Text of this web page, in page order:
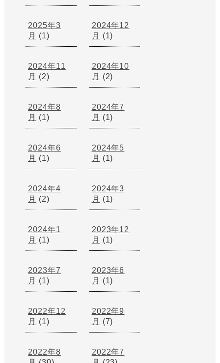
2025年3
月
(1)
2024年12
月
(1)
2024年11
月
(2)
2024年10
月
(2)
2024年8
月
(1)
2024年7
月
(1)
2024年6
月
(1)
2024年5
月
(1)
2024年4
月
(2)
2024年3
月
(1)
2024年1
月
(1)
2023年12
月
(1)
2023年7
月
(1)
2023年6
月
(1)
2022年12
月
(1)
2022年9
月
(7)
2022年8
2022年7